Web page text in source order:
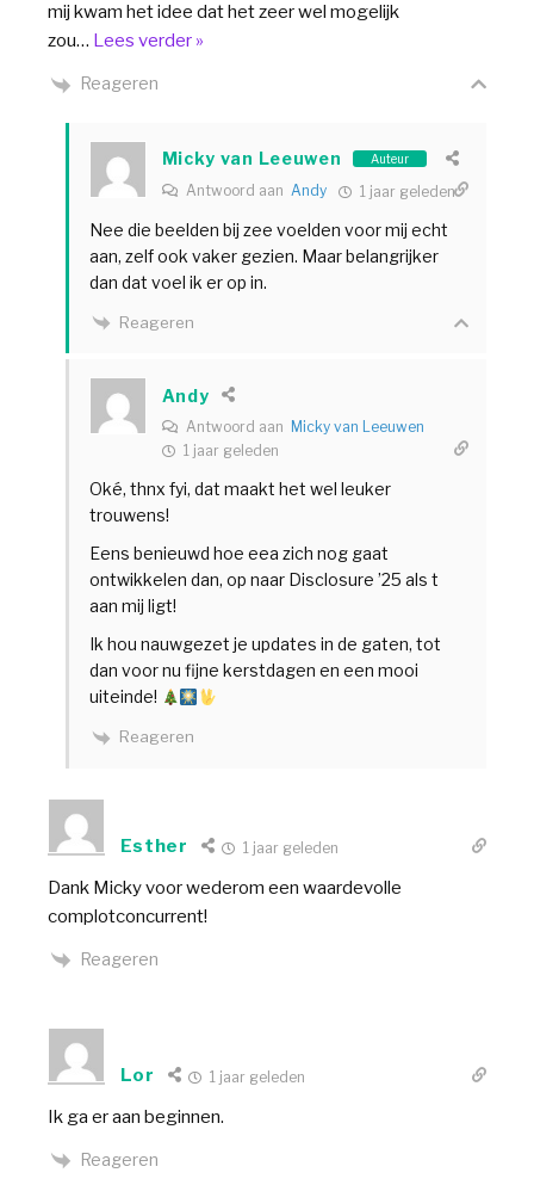
mij kwam het idee dat het zeer wel mogelijk
zou… Lees verder »
Reageren
Micky van Leeuwen Auteur
Antwoord aan Andy 1 jaar geleden
Nee die beelden bij zee voelden voor mij echt
aan, zelf ook vaker gezien. Maar belangrijker
dan dat voel ik er op in.
Reageren
Andy
Antwoord aan Micky van Leeuwen
1 jaar geleden
Oké, thnx fyi, dat maakt het wel leuker
trouwens!
Eens benieuwd hoe eea zich nog gaat
ontwikkelen dan, op naar Disclosure ’25 als t
aan mij ligt!
Ik hou nauwgezet je updates in de gaten, tot
dan voor nu fijne kerstdagen en een mooi
uiteinde!
Reageren
Esther 1 jaar geleden
Dank Micky voor wederom een waardevolle
complotconcurrent!
Reageren
Lor 1 jaar geleden
Ik ga er aan beginnen.
Reageren